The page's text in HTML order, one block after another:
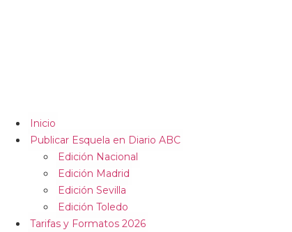
Inicio
Publicar Esquela en Diario ABC
Edición Nacional
Edición Madrid
Edición Sevilla
Edición Toledo
Tarifas y Formatos 2026